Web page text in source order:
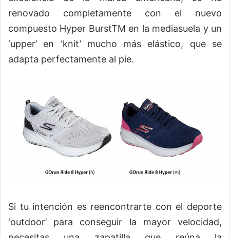
renovado completamente con el nuevo
compuesto Hyper BurstTM en la mediasuela y un
‘upper’ en ‘knit’ mucho más elástico, que se
adapta perfectamente al pie.
Si tu intención es reencontrarte con el deporte
‘outdoor’ para conseguir la mayor velocidad,